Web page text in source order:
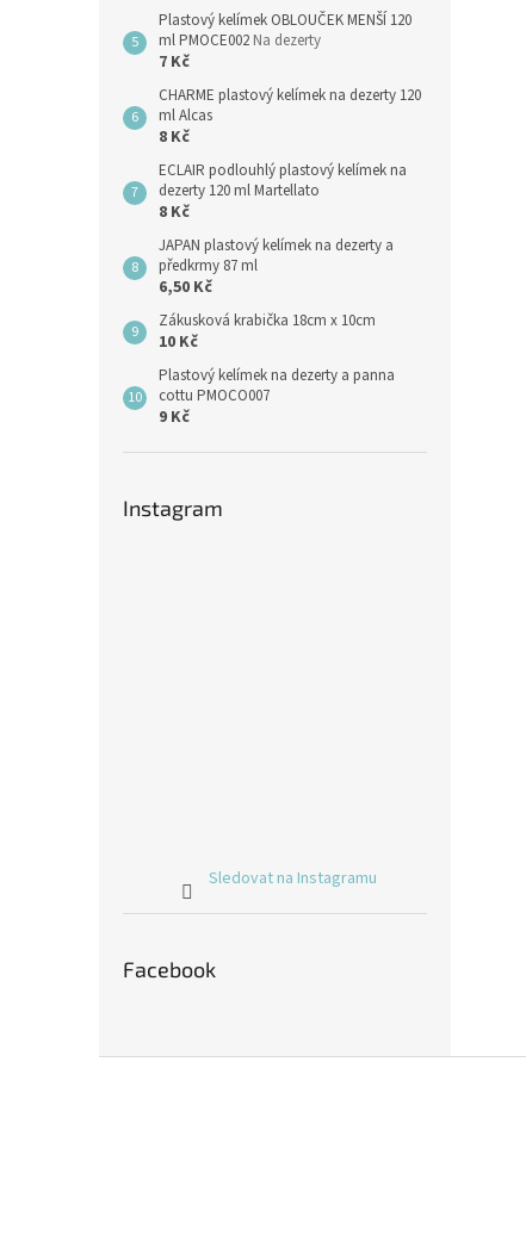
Plastový kelímek OBLOUČEK MENŠÍ 120
ml PMOCE002 Na dezerty
7 Kč
CHARME plastový kelímek na dezerty 120
ml Alcas
8 Kč
ECLAIR podlouhlý plastový kelímek na
dezerty 120 ml Martellato
8 Kč
JAPAN plastový kelímek na dezerty a
předkrmy 87 ml
6,50 Kč
Zákusková krabička 18cm x 10cm
10 Kč
Plastový kelímek na dezerty a panna
cottu PMOCO007
9 Kč
Instagram
Sledovat na Instagramu
Facebook